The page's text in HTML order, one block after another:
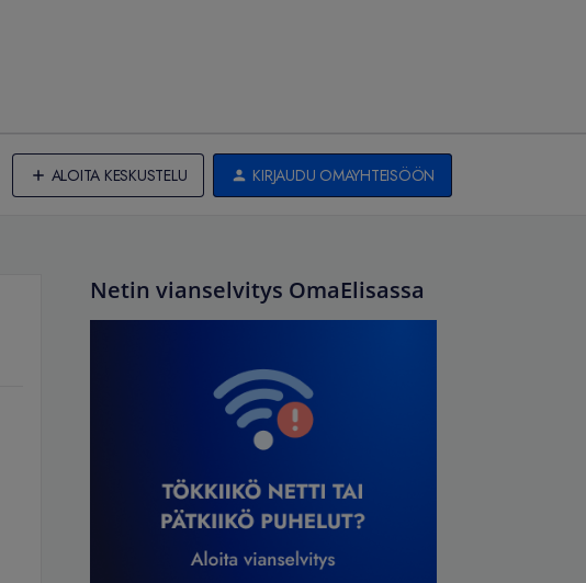
ALOITA KESKUSTELU KIRJAUDU OMAYHTEISÖÖN
Netin vianselvitys OmaElisassa